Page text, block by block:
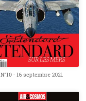
N°10 - 16 septembre 2021